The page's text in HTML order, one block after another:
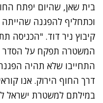
וכתחליף להפגנה
קיבוץ ניר דוד.
המשטרה תפקח על הסדר
התחייבו שלא תהיה
דרך החוף הירוק. אנו
במילתם למשטרת ישראל